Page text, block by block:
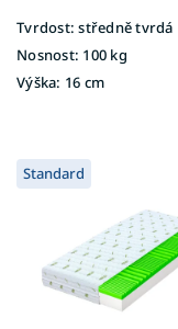
Tvrdost: středně tvrdá
Nosnost: 100 kg
Výška: 16 cm
Standard